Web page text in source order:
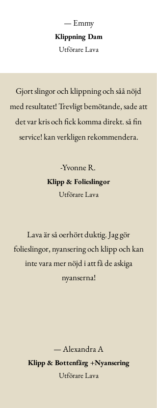
— Emmy
Klippning Dam
Utförare Lava
Gjort slingor och klippning och såå nöjd
med resultatet! Trevligt bemötande, sade att
det var kris och fick komma direkt. så fin
service! kan verkligen rekommendera.
-Yvonne R.
Klipp & Folieslingor
Utförare Lava
Lava är så oerhört duktig. Jag gör
folieslingor, nyansering och klipp och kan
inte vara mer nöjd i att få de askiga
nyanserna!
— Alexandra A
Klipp & Bottenfärg +Nyansering
Utförare Lava